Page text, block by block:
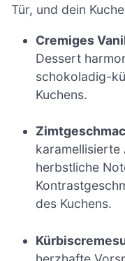
Tür, und dein
Cremiges
Dessert
schokoladig-
Kuchens.
karamellisierte
herbstliche
des Kuchens.